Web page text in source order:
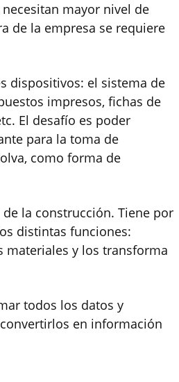
mayor nivel de
de la empresa se requiere
dispositivos: el sistema de
impresos, fichas de
El desafío es poder
para la toma de
como forma de
la construcción. Tiene por
distintas funciones:
materiales y los transforma
todos los datos y
en información